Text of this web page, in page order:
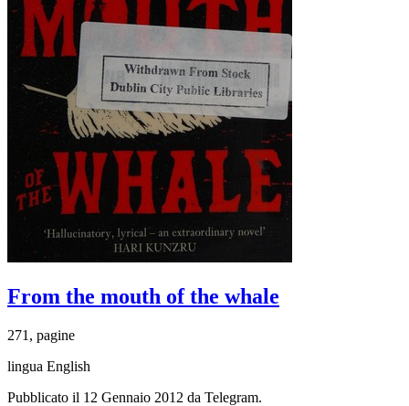
From the mouth of the whale
271, pagine
lingua English
Pubblicato il 12 Gennaio 2012 da Telegram.